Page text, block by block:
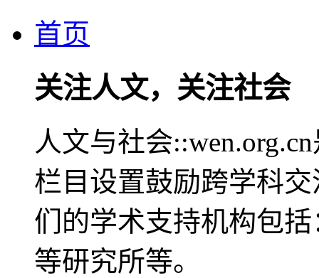
首页
关注人文，关注社会
人文与社会
栏目设置鼓励跨学科
们的学术支持机构包
等研究所等。